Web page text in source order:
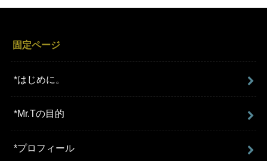
固定ページ
*はじめに。
*Mr.Tの目的
*プロフィール